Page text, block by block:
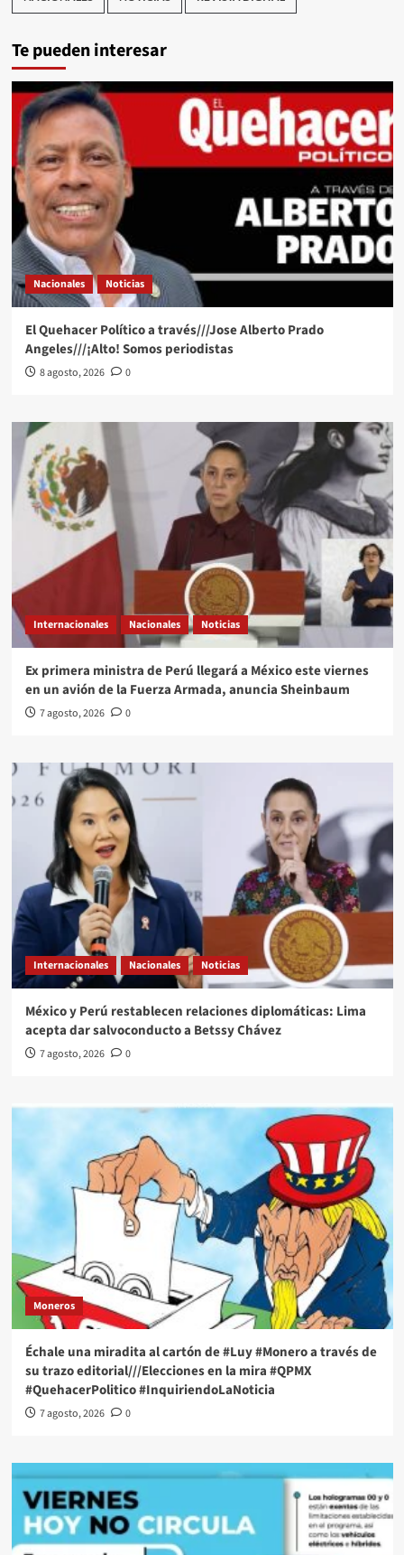
Te pueden interesar
Nacionales Noticias
El Quehacer Político a través///Jose Alberto Prado
Angeles///¡Alto! Somos periodistas
8 agosto, 2026 0
Internacionales Nacionales Noticias
Ex primera ministra de Perú llegará a México este viernes
en un avión de la Fuerza Armada, anuncia Sheinbaum
7 agosto, 2026 0
Internacionales Nacionales Noticias
México y Perú restablecen relaciones diplomáticas: Lima
acepta dar salvoconducto a Betssy Chávez
7 agosto, 2026 0
Moneros
Échale una miradita al cartón de #Luy #Monero a través de
su trazo editorial///Elecciones en la mira #QPMX
#QuehacerPolitico #InquiriendoLaNoticia
7 agosto, 2026 0